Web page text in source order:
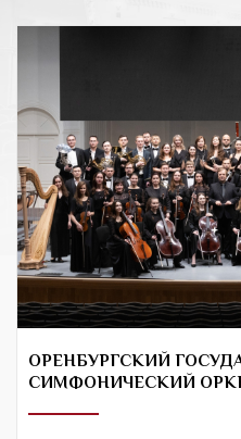
ОРЕНБУРГСКИЙ
СИМФОНИЧЕСКИЙ